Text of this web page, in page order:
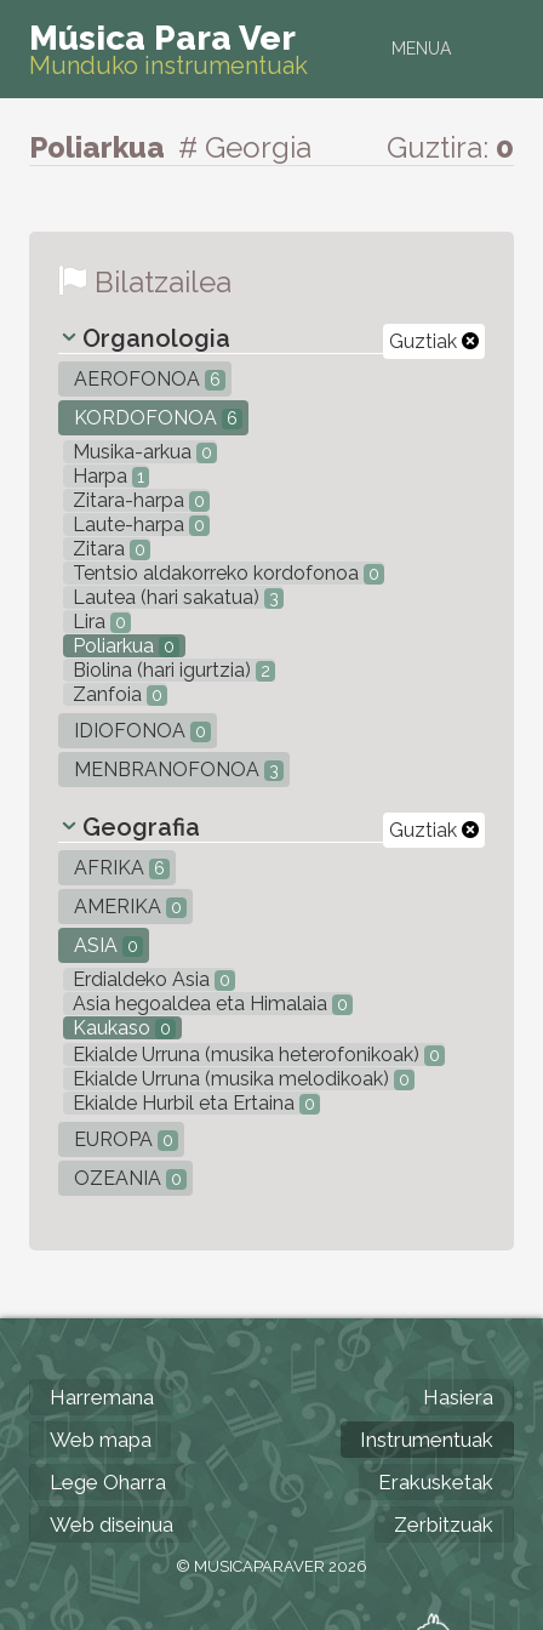
MENUA
Música Para Ver
Munduko instrumentuak
Poliarkua # Georgia Guztira: 0
Bilatzailea
Guztiak
Organologia
AEROFONOA 6
KORDOFONOA 6
Musika-arkua 0
Harpa 1
Zitara-harpa 0
Laute-harpa 0
Zitara 0
Tentsio aldakorreko kordofonoa 0
Lautea (hari sakatua) 3
Lira 0
Poliarkua 0
Biolina (hari igurtzia) 2
Zanfoia 0
IDIOFONOA 0
MENBRANOFONOA 3
Guztiak
Geografia
AFRIKA 6
AMERIKA 0
ASIA 0
Erdialdeko Asia 0
Asia hegoaldea eta Himalaia 0
Kaukaso 0
Ekialde Urruna (musika heterofonikoak) 0
Ekialde Urruna (musika melodikoak) 0
Ekialde Hurbil eta Ertaina 0
EUROPA 0
OZEANIA 0
Harremana
Web mapa
Lege Oharra
Web diseinua
Hasiera
Instrumentuak
Erakusketak
Zerbitzuak
© MUSICAPARAVER 2026